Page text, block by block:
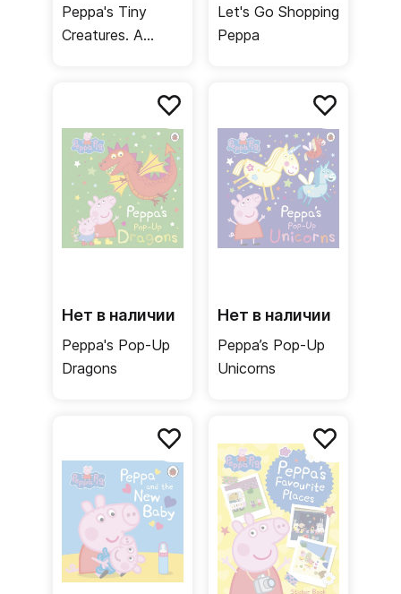
Peppa's Tiny
Creatures. A
Let's Go Shopping
Peppa
Нет в наличии
Peppa's Pop-Up
Dragons
Нет в наличии
Peppa’s Pop-Up
Unicorns